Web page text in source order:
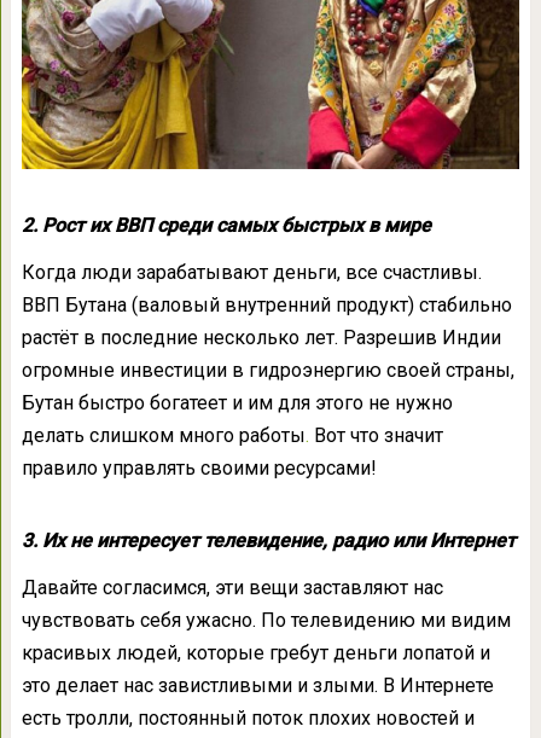
2. Рост их ВВП среди самых быстрых в мире
Когда люди зарабатывают деньги, все счастливы.
ВВП Бутана (валовый внутренний продукт) стабильно
растёт в последние несколько лет. Разрешив Индии
огромные инвестиции в гидроэнергию своей страны,
Бутан быстро богатеет и им для этого не нужно
делать слишком много работы. Вот что значит
правило управлять своими ресурсами!
3. Их не интересует телевидение, радио или Интернет
Давайте согласимся, эти вещи заставляют нас
чувствовать себя ужасно. По телевидению ми видим
красивых людей, которые гребут деньги лопатой и
это делает нас завистливыми и злыми. В Интернете
есть тролли, постоянный поток плохих новостей и